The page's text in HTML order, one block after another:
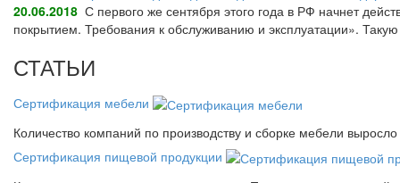
20.06.2018 С первого же сентября этого года в РФ начнет
покрытием. Требования к обслуживанию и эксплуатации».
СТАТЬИ
Сертификация мебели
Количество компаний по производству и сборке мебели
Сертификация пищевой продукции